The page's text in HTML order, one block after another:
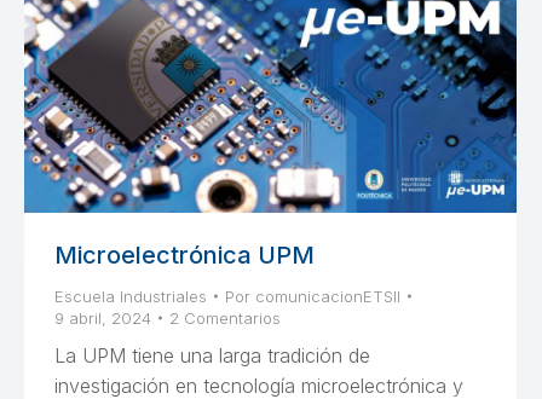
Microelectrónica UPM
Escuela Industriales Por comunicacionETSII
9 abril, 2024
2 Comentarios
La UPM tiene una larga tradición de
investigación en tecnología microelectrónica y